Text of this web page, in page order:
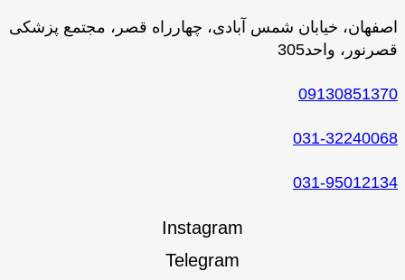
اصفهان، خیابان شمس آبادی، چهارراه قصر، مجتمع پزشکی
قصرنور، واحد305
09130851370
031-32240068
031-95012134
Instagram
Telegram